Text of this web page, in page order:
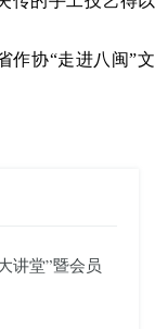
作协“走进八闽”文
讲堂”暨会员